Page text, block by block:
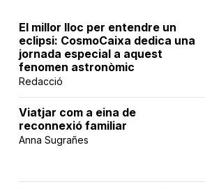
El millor lloc per entendre un
eclipsi: CosmoCaixa dedica una
jornada especial a aquest
fenomen astronòmic
Redacció
Viatjar com a eina de
reconnexió familiar
Anna Sugrañes